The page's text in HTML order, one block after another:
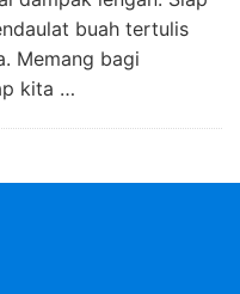
buah tertulis
Memang bagi
kita …